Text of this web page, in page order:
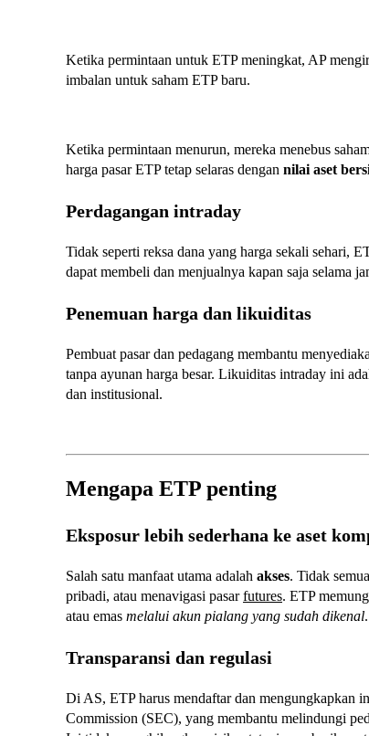
Ketika permintaan untuk ETP meningkat, AP
imbalan untuk saham ETP baru.
Ketika permintaan menurun, mereka menebus
harga pasar ETP tetap selaras dengan nilai aset
Perdagangan intraday
Tidak seperti reksa dana yang harga sekali sehari,
dapat membeli dan menjualnya kapan saja selama
Penemuan harga dan likuiditas
Pembuat pasar dan pedagang membantu
tanpa ayunan harga besar. Likuiditas intraday ini
dan institusional.
Mengapa ETP penting
Eksposur lebih sederhana ke aset
Salah satu manfaat utama adalah akses. Tidak
pribadi, atau menavigasi pasarfutures. ETP
atau emas melalui akun pialang yang sudah dikenal.
Transparansi dan regulasi
Di AS, ETP harus mendaftar dan mengungkapkan
Commission (SEC), yang membantu melindungi